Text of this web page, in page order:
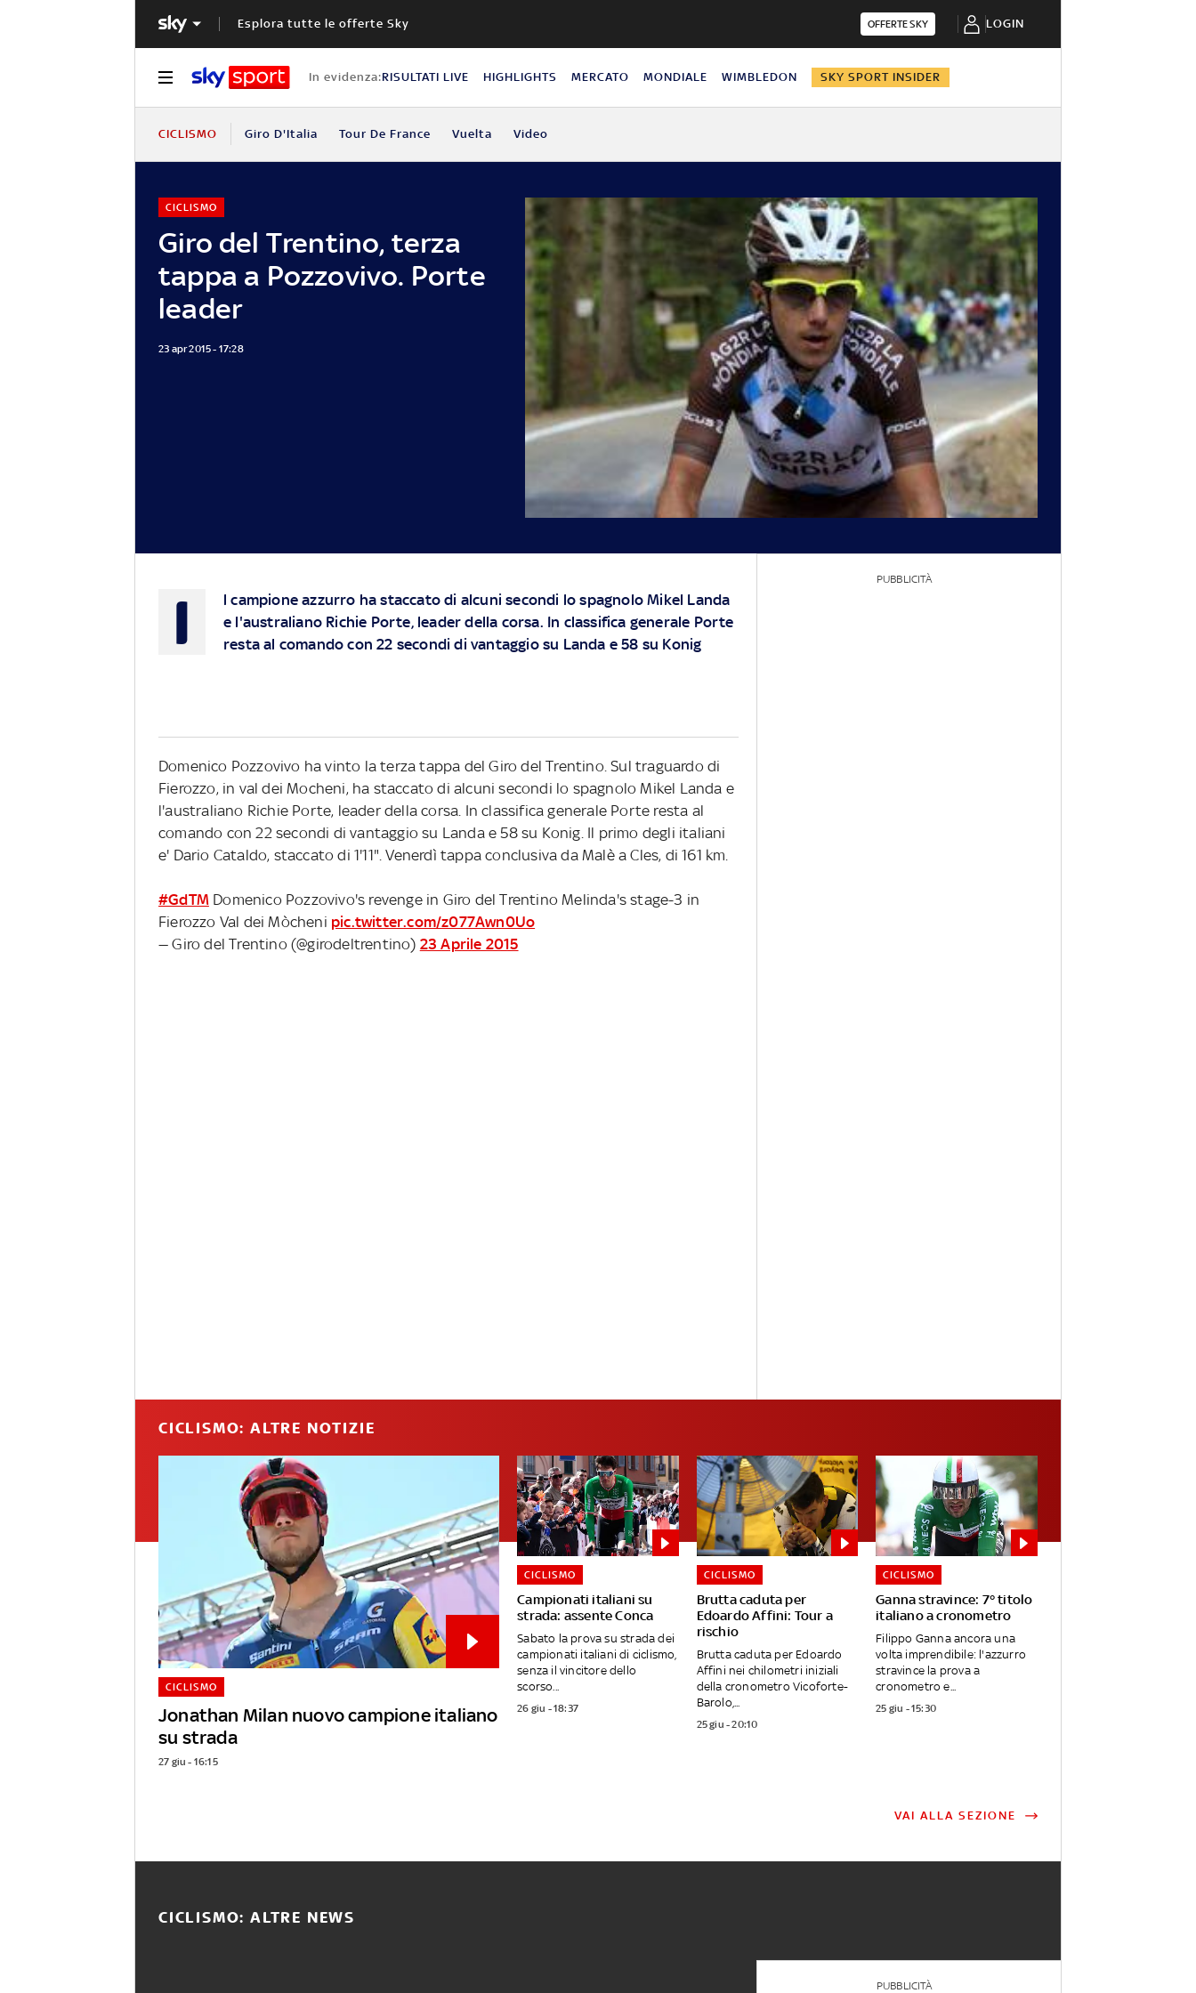
Esplora tutte le offerte Sky OFFERTE SKY LOGIN
In evidenza:RISULTATI LIVE HIGHLIGHTS MERCATO MONDIALE WIMBLEDON SKY SPORT INSIDER
CICLISMO Giro D'Italia Tour De France Vuelta Video
Giro del Trentino, terza
tappa a Pozzovivo. Porte
leader
CICLISMO
23 apr 2015 - 17:28
I
l campione azzurro ha staccato di alcuni secondi lo spagnolo Mikel Landa
e l'australiano Richie Porte, leader della corsa. In classifica generale Porte
resta al comando con 22 secondi di vantaggio su Landa e 58 su Konig
Domenico Pozzovivo ha vinto la terza tappa del Giro del Trentino. Sul traguardo di
Fierozzo, in val dei Mocheni, ha staccato di alcuni secondi lo spagnolo Mikel Landa e
l'australiano Richie Porte, leader della corsa. In classifica generale Porte resta al
comando con 22 secondi di vantaggio su Landa e 58 su Konig. Il primo degli italiani
e' Dario Cataldo, staccato di 1'11". Venerdì tappa conclusiva da Malè a Cles, di 161 km.
#GdTMDomenico Pozzovivo's revenge in Giro del Trentino Melinda's stage-3 in
Fierozzo Val dei Mòcheni pic.twitter.com/z077Awn0Uo
— Giro del Trentino (@girodeltrentino) 23 Aprile 2015
PUBBLICITÀ
CICLISMO: ALTRE NOTIZIE
Jonathan Milan nuovo campione italiano
su strada
CICLISMO
27 giu - 16:15
Campionati italiani su
strada: assente Conca
CICLISMO
Sabato la prova su strada dei
campionati italiani di ciclismo,
senza il vincitore dello
scorso...
26 giu - 18:37
Brutta caduta per
Edoardo Affini: Tour a
rischio
CICLISMO
Brutta caduta per Edoardo
Affini nei chilometri iniziali
della cronometro Vicoforte-
Barolo,...
25 giu - 20:10
Ganna stravince: 7° titolo
italiano a cronometro
CICLISMO
Filippo Ganna ancora una
volta imprendibile: l'azzurro
stravince la prova a
cronometro e...
25 giu - 15:30
VAI ALLA SEZIONE
CICLISMO: ALTRE NEWS
PUBBLICITÀ